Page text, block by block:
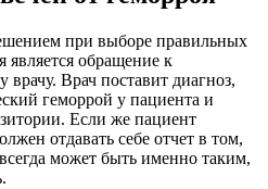
при выборе правильных
является обращение к
Врач поставит диагноз,
геморрой у пациента и
Если же пациент
отдавать себе отчет в том,
может быть именно таким,